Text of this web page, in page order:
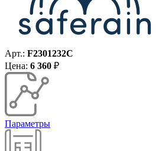
Арт.: F2301232C
Цена: 6 360 ₽
Параметры